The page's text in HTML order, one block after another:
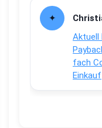
Aktuell
fach
Einkauf